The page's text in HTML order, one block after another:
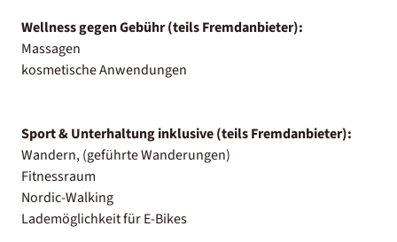
Wellness gegen Gebühr (teils Fremdanbieter):
Massagen
kosmetische Anwendungen
Sport & Unterhaltung inklusive (teils Fremdanbieter):
Wandern, (geführte Wanderungen)
Fitnessraum
Nordic-Walking
Lademöglichkeit für E-Bikes